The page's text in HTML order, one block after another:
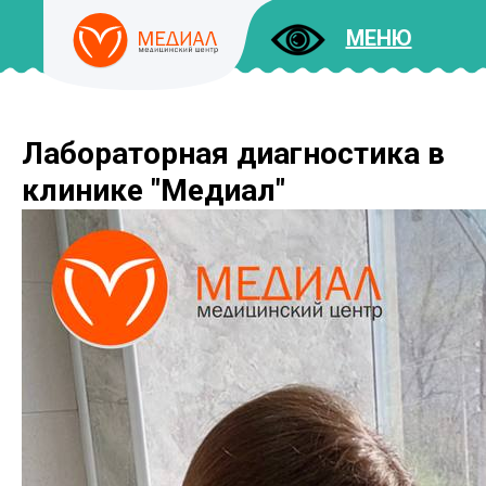
МЕНЮ
ДОКУМЕНТЫ
Лабораторная диагностика в
клинике "Медиал"